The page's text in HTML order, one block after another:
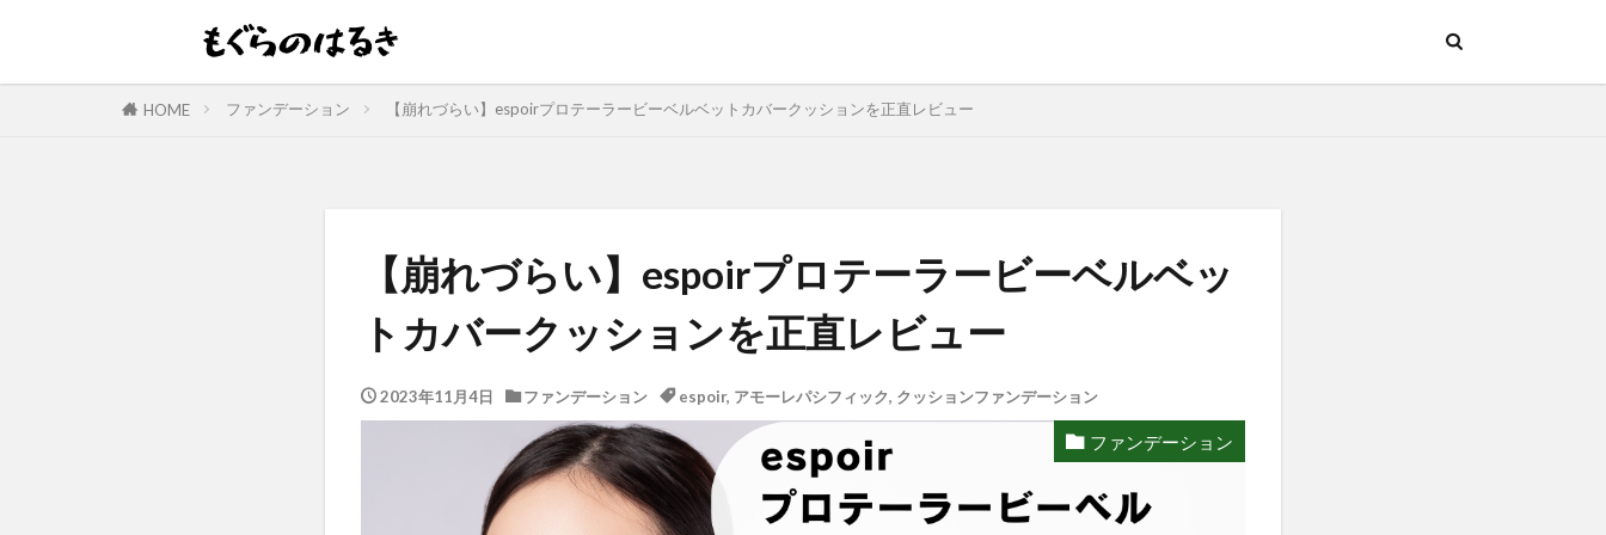
HOME ファンデーション 【崩れづらい】espoirプロテーラービーベルベットカバークッションを正直レビュー
【崩れづらい】espoirプロテーラービーベルベッ
トカバークッションを正直レビュー
2023年11月4日 ファンデーション espoir, アモーレパシフィック, クッションファンデーション
ファンデーション